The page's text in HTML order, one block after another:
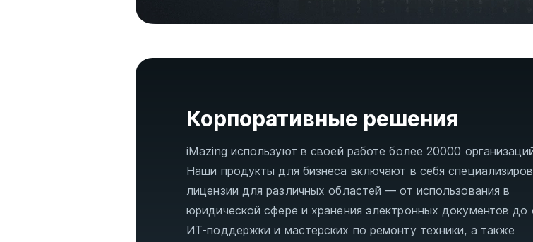
Корпоративные решения
iMazing используют в своей работе более 20000
Наши продукты для бизнеса включают в себя
лицензии для различных областей — от использования в
юридической сфере и хранения электронных документов до
ИТ-поддержки и мастерских по ремонту техники, а также